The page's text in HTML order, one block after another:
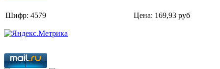
Шифр: 4579 Цена: 169,93 руб